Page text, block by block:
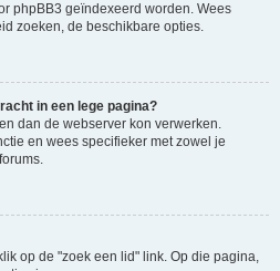
phpBB3 geïndexeerd worden. Wees
zoeken, de beschikbare opties.
in een lege pagina?
dan de webserver kon verwerken.
en wees specifieker met zowel je
op de "zoek een lid" link. Op die pagina,